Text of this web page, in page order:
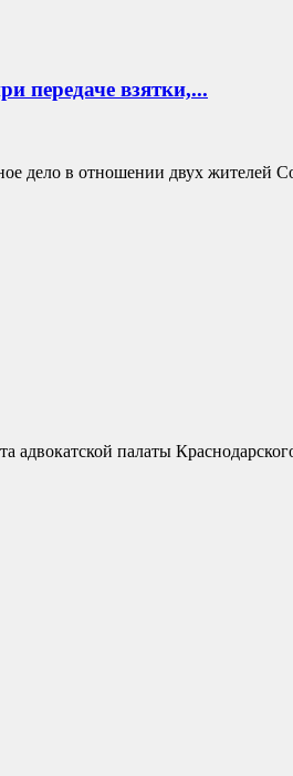
передаче взятки,...
дело в отношении двух жителей
палаты